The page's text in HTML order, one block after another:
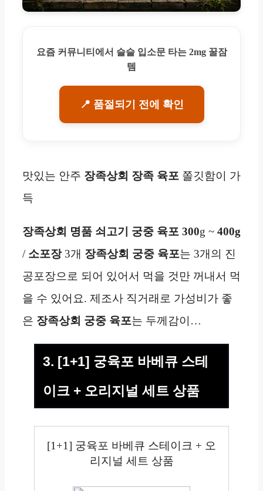
요즘 커뮤니티에서 슬슬 입소문 타는 2mg 꿀잠
템
📍 품절되기 전에 확인
맛있는 안주 장족상회 장족 육포 쫄깃함이 가
득
장족상회 명품 쇠고기 궁중 육포 300g ~ 400g
/ 소포장3개 장족상회 궁중 육포는 3개의 진
공포장으로 되어 있어서 먹을 것만 꺼내서 먹
을 수 있어요. 제조사 직거래로 가성비가 좋
은 장족상회 궁중 육포는 두께감이…
3. [1+1] 궁육포 바베큐 스테
이크 + 오리지널 세트 상품
[1+1] 궁육포 바베큐 스테이크 + 오
리지널 세트 상품